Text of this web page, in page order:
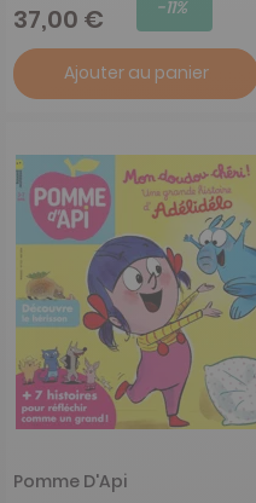
37,00 € -11%
Ajouter au panier
Pomme D'Api